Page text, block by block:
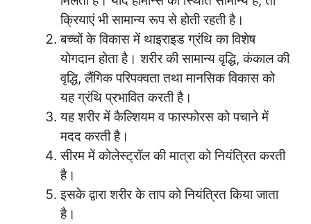
क्रियाएं भी सामान्य रूप से होती रहती है।
बच्चों के विकास में थाइराइड ग्रंथि का विशेष
योगदान होता है। शरीर की सामान्य वृद्धि, कंकाल की
वृद्धि, लैंगिक परिपक्वता तथा मानसिक विकास को
यह ग्रंथि प्रभावित करती है।
यह शरीर में कैल्शियम व फास्फोरस को पचाने में
मदद करती है।
सीरम में कोलेस्ट्रॉल की मात्रा को नियंत्रित करती
है।
इसके द्वारा शरीर के ताप को नियंत्रित किया जाता
है।